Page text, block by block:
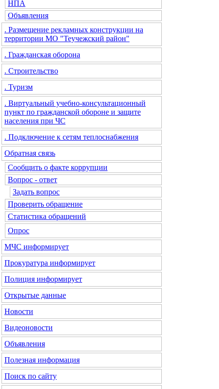
НПА
Объявления
. Размещение рекламных конструкции на
территории МО "Теучежский район"
. Гражданская оборона
. Строительство
. Туризм
. Виртуальный учебно-консультационный
пункт по гражданской обороне и защите
населения при ЧС
. Подключение к сетям теплоснабжения
Обратная связь
Сообщить о факте коррупции
Вопрос - ответ
Задать вопрос
Проверить обращение
Статистика обращений
Опрос
МЧС информирует
Прокуратура информирует
Полиция информирует
Открытые данные
Новости
Видеоновости
Объявления
Полезная информация
Поиск по сайту